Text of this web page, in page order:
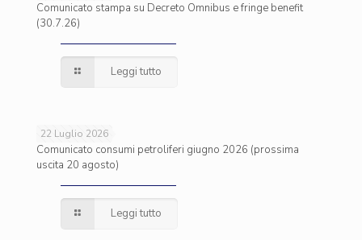
Comunicato stampa su Decreto Omnibus e fringe benefit
(30.7.26)
Leggi tutto
22 Luglio 2026
Comunicato consumi petroliferi giugno 2026 (prossima
uscita 20 agosto)
Leggi tutto